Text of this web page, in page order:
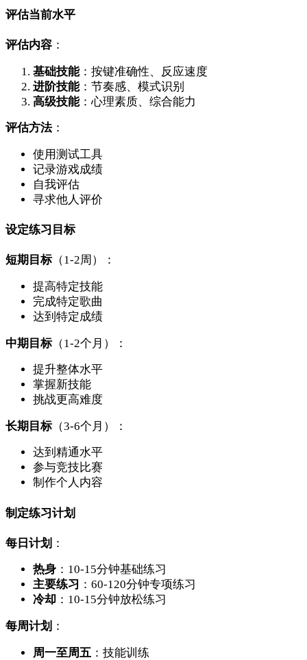
评估当前水平
评估内容 ：
基础技能：按键准确性、反应速度
进阶技能：节奏感、模式识别
高级技能：心理素质、综合能力
评估方法：
使用测试工具
记录游戏成绩
自我评估
寻求他人评价
设定练习目标
短期目标（1-2周）：
提高特定技能
完成特定歌曲
达到特定成绩
中期目标（1-2个月）：
提升整体水平
掌握新技能
挑战更高难度
长期目标（3-6个月）：
达到精通水平
参与竞技比赛
制作个人内容
制定练习计划
每日计划 ：
热身 ：10-15分钟基础练习
主要练习 ：60-120分钟专项练习
冷却 ：10-15分钟放松练习
每周计划 ：
周一至周五 ：技能训练